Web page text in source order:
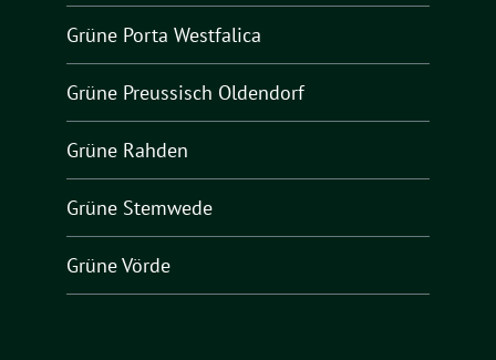
Grüne Porta Westfalica
Grüne Preussisch Oldendorf
Grüne Rahden
Grüne Stemwede
Grüne Vörde